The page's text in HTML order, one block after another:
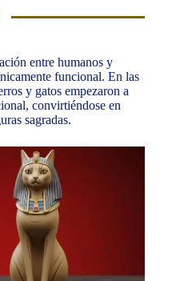
entre humanos y
funcional. En las
y gatos empezaron a
convirtiéndose en
sagradas.